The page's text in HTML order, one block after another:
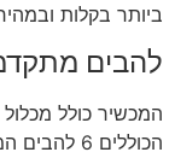
ביותר בקלות
להבים
הכוללים